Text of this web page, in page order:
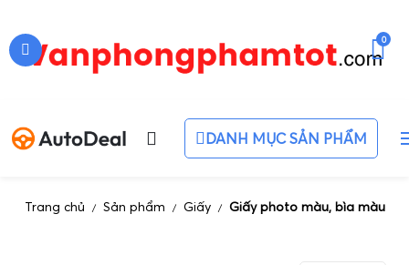
0
DANH MỤC SẢN PHẨM
Trang chủ / Sản phẩm / Giấy / Giấy photo màu, bìa màu